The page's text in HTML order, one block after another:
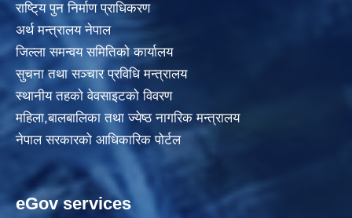
राष्टि्य पुन निर्माण प्राधिकरण
अर्थ मन्त्रालय नेपाल
जिल्ला समन्वय समितिको कार्यालय
सुचना तथा सञ्चार प्रविधि मन्त्रालय
स्थानीय तहकाे वेवसाइटकाे विवरण
महिला,बालबालिका तथा ज्येष्ठ नागरिक मन्त्रालय
नेपाल सरकारको आधिकारिक पोर्टल
eGov services